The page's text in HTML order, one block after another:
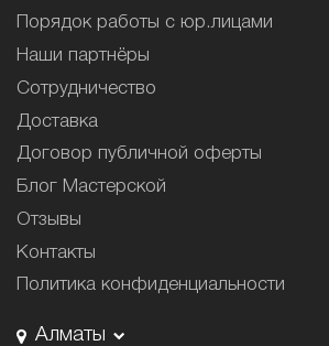
Порядок работы с юр.лицами
Наши партнёры
Сотрудничество
Доставка
Договор публичной оферты
Блог Мастерской
Отзывы
Контакты
Политика конфиденциальности
Алматы